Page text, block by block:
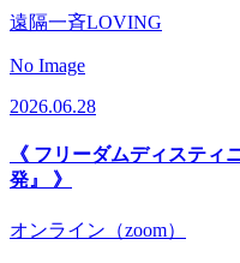
遠隔一斉LOVING
No Image
2026.06.28
《 フリーダムディスティ
発』 》
オンライン（zoom）